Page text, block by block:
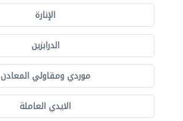
الإنارة
الدرابزين
موردي ومقاولي المعادن
الايدي العاملة